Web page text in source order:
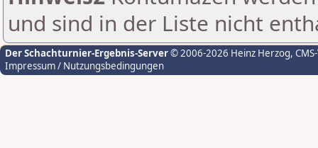
und sind in der Liste nicht
Der Schachturnier-Ergebnis-Server© 2006-2026 Heinz Herzog,
Impressum / Nutzungsbedingungen